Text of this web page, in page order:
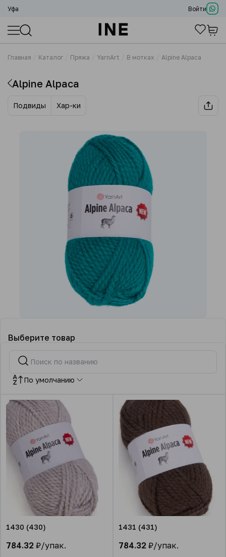
Уфа Войти
Главная Каталог Пряжа YarnArt В мотках Alpine Alpaca
Alpine Alpaca
Подвиды Хар-ки
Выберите товар
По умолчанию
1430 (430)
784.32 ₽/упак.
1431 (431)
784.32 ₽/упак.